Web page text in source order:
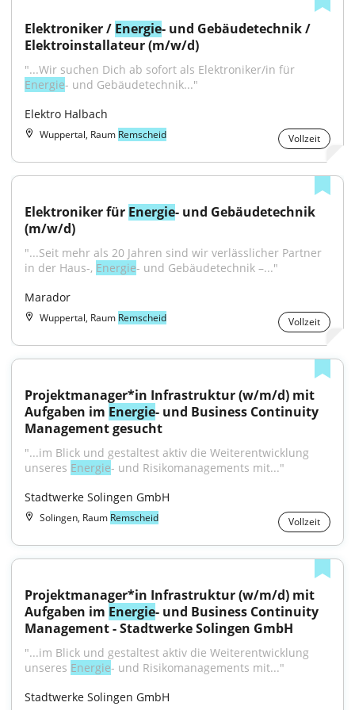
Elektroniker / Energie- und Gebäudetechnik /
Elektroinstallateur (m/w/d)
Energie- und Gebäudetechnik..."
Elektro Halbach
Wuppertal, Raum Remscheid Vollzeit
Elektroniker für Energie- und Gebäudetechnik
(m/w/d)
"...Seit mehr als 20 Jahren sind wir verlässlicher Partner
in der Haus-, Energie- und Gebäudetechnik –..."
Marador
Wuppertal, Raum Remscheid Vollzeit
Projektmanager*in Infrastruktur (w/m/d) mit
Aufgaben im Energie- und Business Continuity
Management gesucht
"...im Blick und gestaltest aktiv die Weiterentwicklung
unseres Energie- und Risikomanagements mit..."
Stadtwerke Solingen GmbH
Solingen, Raum Remscheid Vollzeit
Projektmanager*in Infrastruktur (w/m/d) mit
Aufgaben im Energie- und Business Continuity
Management - Stadtwerke Solingen GmbH
"...im Blick und gestaltest aktiv die Weiterentwicklung
unseres Energie- und Risikomanagements mit..."
Stadtwerke Solingen GmbH